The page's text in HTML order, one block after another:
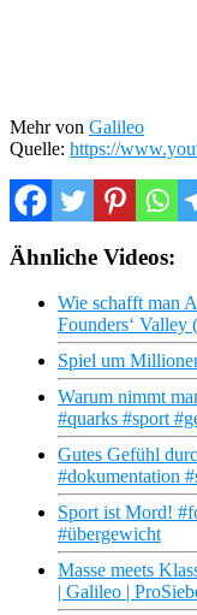
Mehr von Galileo
Quelle: https://
Ähnliche Videos:
Wie schafft man
Founders‘
Spiel um
Warum nimmt
#quarks #sport
Gutes Gefühl
#dokumentation
Sport ist Mord!
#übergewicht
Masse meets
| Galileo |